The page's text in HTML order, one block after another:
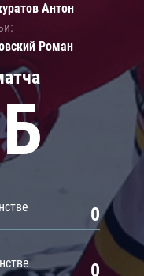
0
0
Антон
Роман